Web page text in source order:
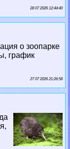
28 07 2026 12:44:40
о зоопарке
график
27 07 2026 21:26:58